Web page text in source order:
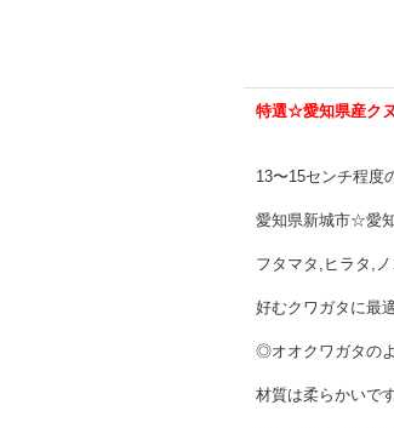
特選☆愛知県産ク
13〜15センチ程度
愛知県新城市☆愛
フタマタ,ヒラタ,
好むクワガタに最
◎オオクワガタの
材質は柔らかいで